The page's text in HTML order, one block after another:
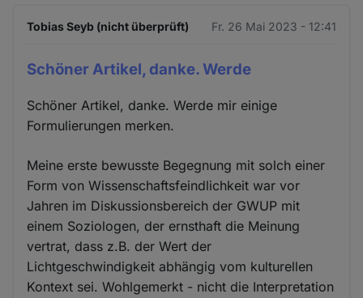
Tobias Seyb (nicht überprüft) Fr. 26 Mai 2023 - 12:41
Schöner Artikel, danke. Werde
Schöner Artikel, danke. Werde mir einige
Formulierungen merken.
Meine erste bewusste Begegnung mit solch einer
Form von Wissenschaftsfeindlichkeit war vor
Jahren im Diskussionsbereich der GWUP mit
einem Soziologen, der ernsthaft die Meinung
vertrat, dass z.B. der Wert der
Lichtgeschwindigkeit abhängig vom kulturellen
Kontext sei. Wohlgemerkt - nicht die Interpretation